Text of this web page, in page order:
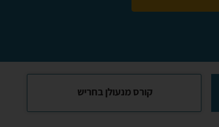
קורס מנעולן בחריש